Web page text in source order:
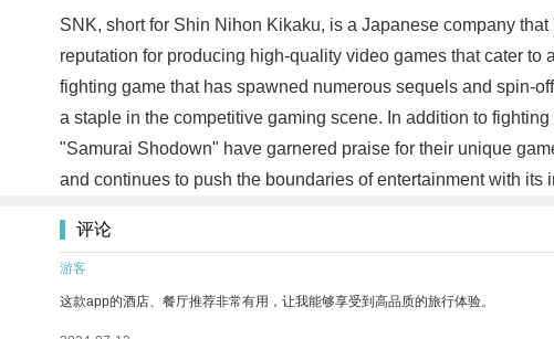
SNK, short for Shin Nihon Kikaku, is a Japanese company
reputation for producing high-quality video games that cater
fighting game that has spawned numerous sequels and spin-
a staple in the competitive gaming scene. In addition to
"Samurai Shodown" have garnered praise for their unique
and continues to push the boundaries of entertainment with its
评论
游客
这款app的酒店、餐厅推荐非常有用，让我能够享受到高品质的旅行体验。